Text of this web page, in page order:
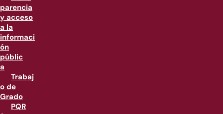
parencia
y acceso
a la
informaci
ón
públic
a
Trabaj
o de
Grado
PQR